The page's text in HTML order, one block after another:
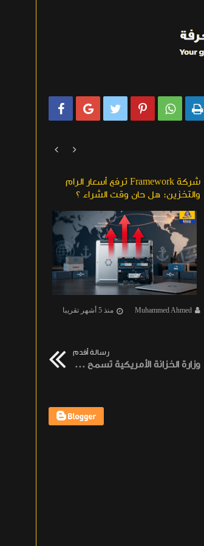
     
شركة Framework ترفع أسعار الرام
والتخزين: هل حان وقت الشراء ؟
Muhammed Ahmed منذ 5 أشهر تقريبا


رسالة أقدم
وزارة الخزانة الأمريكية تسمح بالبلوكتشين والعملات المستقرة للمدفوعات المصرفية